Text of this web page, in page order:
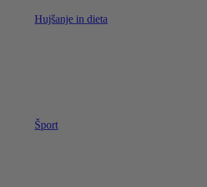
Hujšanje in dieta
Šport